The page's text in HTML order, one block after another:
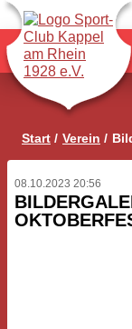
Start Verein
08.10.2023 20:56